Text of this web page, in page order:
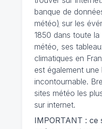
banque de
météo) sur les
1850 dans toute
météo, ses
climatiques en
est également
incontournable.
sites météo les
sur internet.
IMPORTANT : ce